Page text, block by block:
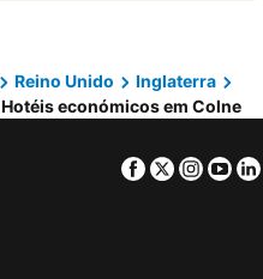
Reino Unido
Inglaterra
Hotéis económicos em Colne
Facebook
Twitter